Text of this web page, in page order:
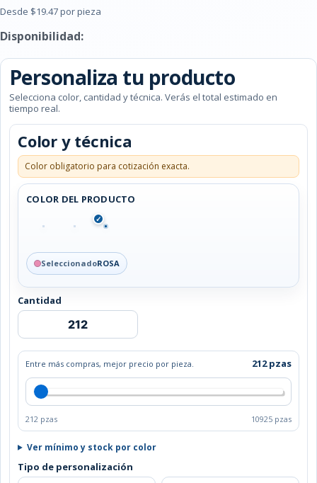
Desde $19.47 por pieza
Disponibilidad:
Personaliza tu producto
Selecciona color, cantidad y técnica. Verás el total estimado en
tiempo real.
Color y técnica
Color obligatorio para cotización exacta.
COLOR DEL PRODUCTO
✓
SeleccionadoROSA
Cantidad
ESPEJO
cantidad
Entre más compras, mejor precio por pieza. 212 pzas
212 pzas 10925 pzas
Ver mínimo y stock por color
Tipo de personalización